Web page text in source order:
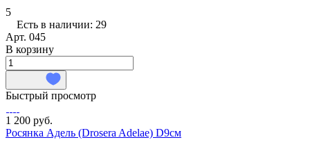
5
Есть в наличии: 29
Арт. 045
В корзину
Быстрый просмотр
1 200 руб.
Росянка Адель (Drosera Adelae) D9см